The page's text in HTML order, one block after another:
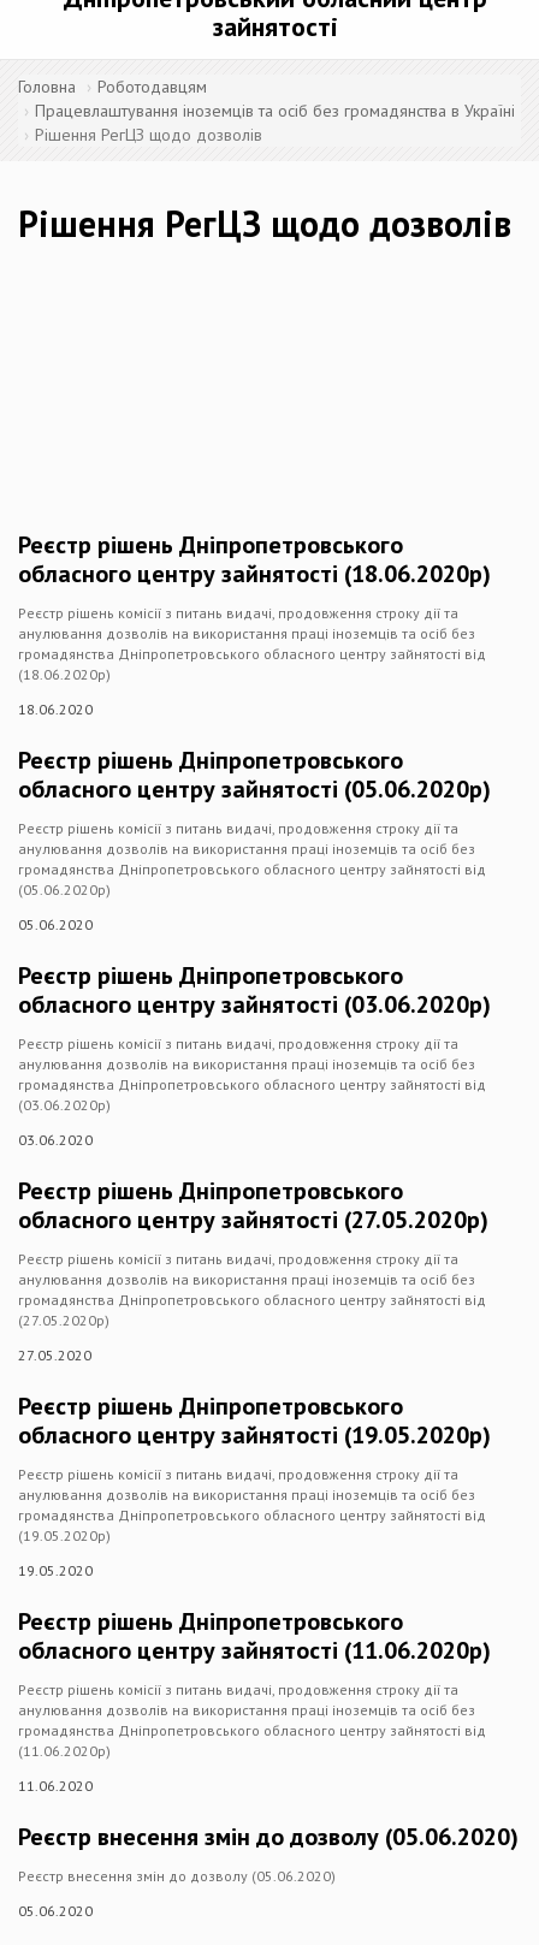
зайнятості
Головна
Роботодавцям
Працевлаштування іноземців та осіб без громадянства в Україні
Рішення РегЦЗ щодо дозволів
Рішення РегЦЗ щодо дозволів
Реєстр рішень Дніпропетровського
обласного центру зайнятості (18.06.2020р)
Реєстр рішень комісії з питань видачі, продовження строку дії та
анулювання дозволів на використання праці іноземців та осіб без
громадянства Дніпропетровського обласного центру зайнятості від
(18.06.2020р)
18.06.2020
Реєстр рішень Дніпропетровського
обласного центру зайнятості (05.06.2020р)
Реєстр рішень комісії з питань видачі, продовження строку дії та
анулювання дозволів на використання праці іноземців та осіб без
громадянства Дніпропетровського обласного центру зайнятості від
(05.06.2020р)
05.06.2020
Реєстр рішень Дніпропетровського
обласного центру зайнятості (03.06.2020р)
Реєстр рішень комісії з питань видачі, продовження строку дії та
анулювання дозволів на використання праці іноземців та осіб без
громадянства Дніпропетровського обласного центру зайнятості від
(03.06.2020р)
03.06.2020
Реєстр рішень Дніпропетровського
обласного центру зайнятості (27.05.2020р)
Реєстр рішень комісії з питань видачі, продовження строку дії та
анулювання дозволів на використання праці іноземців та осіб без
громадянства Дніпропетровського обласного центру зайнятості від
(27.05.2020р)
27.05.2020
Реєстр рішень Дніпропетровського
обласного центру зайнятості (19.05.2020р)
Реєстр рішень комісії з питань видачі, продовження строку дії та
анулювання дозволів на використання праці іноземців та осіб без
громадянства Дніпропетровського обласного центру зайнятості від
(19.05.2020р)
19.05.2020
Реєстр рішень Дніпропетровського
обласного центру зайнятості (11.06.2020р)
Реєстр рішень комісії з питань видачі, продовження строку дії та
анулювання дозволів на використання праці іноземців та осіб без
громадянства Дніпропетровського обласного центру зайнятості від
(11.06.2020р)
11.06.2020
Реєстр внесення змін до дозволу (05.06.2020)
Реєстр внесення змін до дозволу (05.06.2020)
05.06.2020